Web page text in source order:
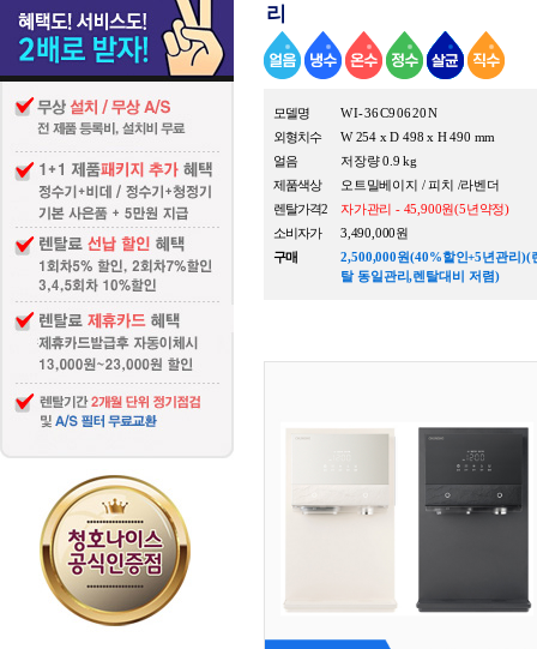
리
모델명
WI-36C90620N
외형치수
W 254 x D 498 x H 490 mm
얼음
저장량 0.9 kg
제품색상
오트밀베이지 / 피치 /라벤더
렌탈가격2
자가관리 - 45,900원(5년약정)
소비자가
3,490,000원
구매
2,500,000원(40%할인+5년관리)(
탈 동일관리,렌탈대비 저렴)